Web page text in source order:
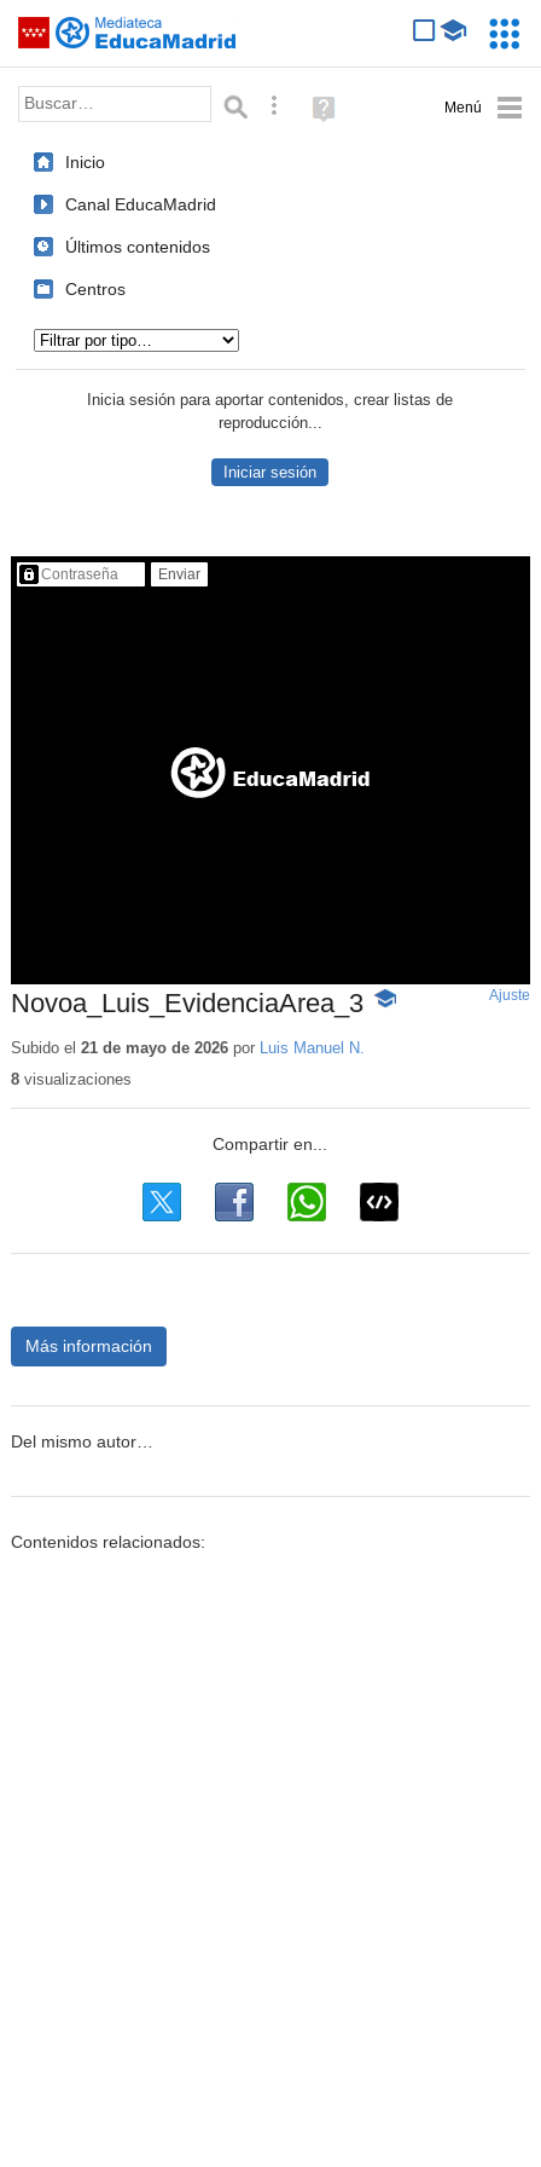
Saltar navegación
Palabra o frase: Búsqueda avanzada
Ayuda
(en
Inicio
Canal EducaMadrid
Últimos contenidos
Centros
Inicia sesión para aportar contenidos, crear listas de
reproducción...
Iniciar sesión
Contenido protegido…
Novoa_Luis_EvidenciaArea_3 -
Ajuste
Subido el 21 de mayo de 2026por
Luis Manuel N.
8visualizaciones
Más información
Del mismo autor…
Contenidos relacionados: